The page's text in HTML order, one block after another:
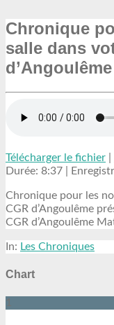
Chronique
salle dans
Télécharger le fichier
Durée: 8:37
Chronique pour les
CGR d’Angoulême
CGR d’Angoulême
In: Les Chroniques
Chart
1